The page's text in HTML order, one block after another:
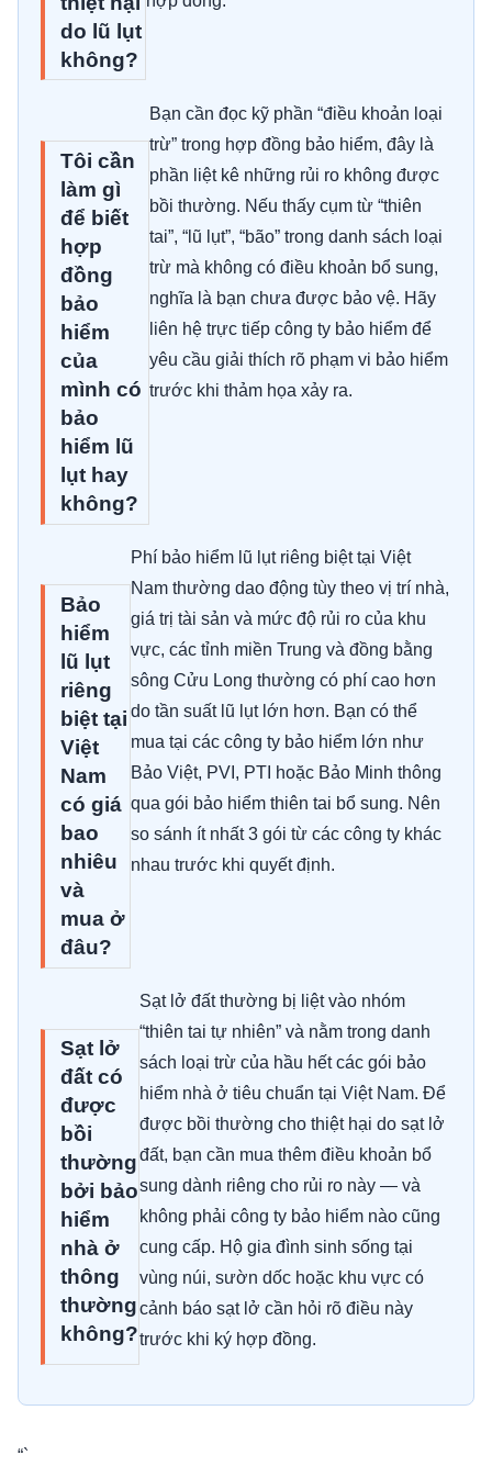
do lũ lụt
không?
Tôi cần
làm gì
để biết
hợp
đồng
bảo
hiểm
của
mình có
bảo
hiểm lũ
lụt hay
không?
Bạn cần đọc kỹ phần “điều khoản loại
trừ” trong hợp đồng bảo hiểm, đây là
phần liệt kê những rủi ro không được
bồi thường. Nếu thấy cụm từ “thiên
tai”, “lũ lụt”, “bão” trong danh sách loại
trừ mà không có điều khoản bổ sung,
nghĩa là bạn chưa được bảo vệ. Hãy
liên hệ trực tiếp công ty bảo hiểm để
yêu cầu giải thích rõ phạm vi bảo hiểm
trước khi thảm họa xảy ra.
Bảo
hiểm
lũ lụt
riêng
biệt tại
Việt
Nam
có giá
bao
nhiêu
và
mua ở
đâu?
Phí bảo hiểm lũ lụt riêng biệt tại Việt
Nam thường dao động tùy theo vị trí nhà,
giá trị tài sản và mức độ rủi ro của khu
vực, các tỉnh miền Trung và đồng bằng
sông Cửu Long thường có phí cao hơn
do tần suất lũ lụt lớn hơn. Bạn có thể
mua tại các công ty bảo hiểm lớn như
Bảo Việt, PVI, PTI hoặc Bảo Minh thông
qua gói bảo hiểm thiên tai bổ sung. Nên
so sánh ít nhất 3 gói từ các công ty khác
nhau trước khi quyết định.
Sạt lở
đất có
được
bồi
thường
bởi bảo
hiểm
nhà ở
thông
thường
không?
Sạt lở đất thường bị liệt vào nhóm
“thiên tai tự nhiên” và nằm trong danh
sách loại trừ của hầu hết các gói bảo
hiểm nhà ở tiêu chuẩn tại Việt Nam. Để
được bồi thường cho thiệt hại do sạt lở
đất, bạn cần mua thêm điều khoản bổ
sung dành riêng cho rủi ro này — và
không phải công ty bảo hiểm nào cũng
cung cấp. Hộ gia đình sinh sống tại
vùng núi, sườn dốc hoặc khu vực có
cảnh báo sạt lở cần hỏi rõ điều này
trước khi ký hợp đồng.
“`